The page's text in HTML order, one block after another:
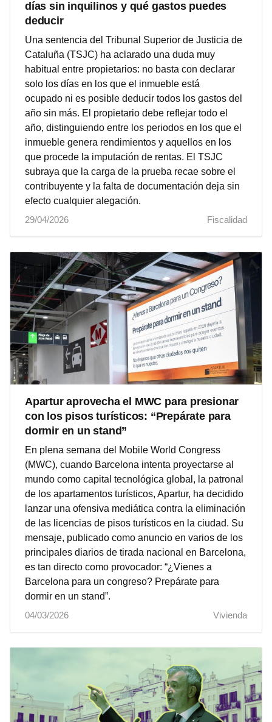
días sin inquilinos y qué gastos puedes
deducir
Una sentencia del Tribunal Superior de Justicia de
Cataluña (TSJC) ha aclarado una duda muy
habitual entre propietarios: no basta con declarar
solo los días en los que el inmueble está
ocupado ni es posible deducir todos los gastos del
año sin más. El propietario debe reflejar todo el
año, distinguiendo entre los periodos en los que el
inmueble genera rendimientos y aquellos en los
que procede la imputación de rentas. El TSJC
subraya que la carga de la prueba recae sobre el
contribuyente y la falta de documentación deja sin
efecto cualquier alegación.
29/04/2026
Fiscalidad
Apartur aprovecha el MWC para presionar
con los pisos turísticos: “Prepárate para
dormir en un stand”
En plena semana del Mobile World Congress
(MWC), cuando Barcelona intenta proyectarse al
mundo como capital tecnológica global, la patronal
de los apartamentos turísticos, Apartur, ha decidido
lanzar una ofensiva mediática contra la eliminación
de las licencias de pisos turísticos en la ciudad. Su
mensaje, publicado como anuncio en varios de los
principales diarios de tirada nacional en Barcelona,
es tan directo como provocador: “¿Vienes a
Barcelona para un congreso? Prepárate para
dormir en un stand”.
04/03/2026
Vivienda